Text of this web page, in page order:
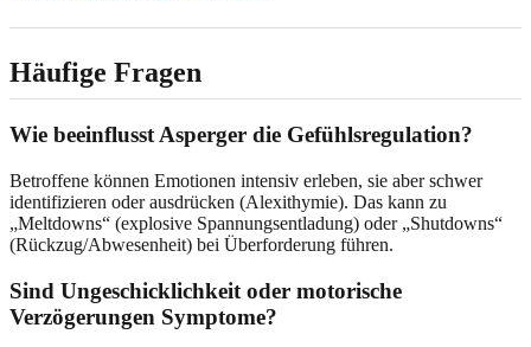
Häufige Fragen
Wie beeinflusst Asperger die Gefühlsregulation?
Betroffene können Emotionen intensiv erleben, sie aber schwer
identifizieren oder ausdrücken (Alexithymie). Das kann zu
„Meltdowns“ (explosive Spannungsentladung) oder „Shutdowns“
(Rückzug/Abwesenheit) bei Überforderung führen.
Sind Ungeschicklichkeit oder motorische
Verzögerungen Symptome?